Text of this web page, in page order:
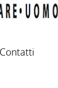
Contatti